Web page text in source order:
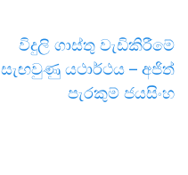
විදුලි ගාස්තු වැඩිකිරීමේ
සැඟවුණු යථාර්ථය – අජිත්
පැරකුම් ජයසිංහ